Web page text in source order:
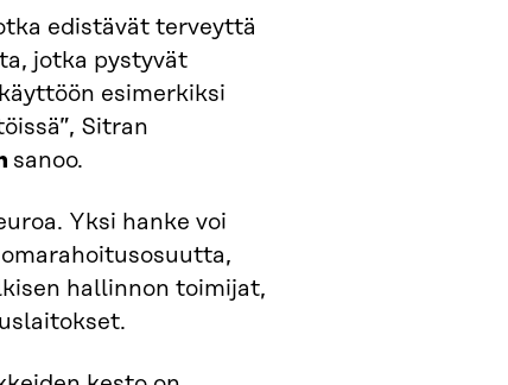
edistävät terveyttä
jotka pystyvät
esimerkiksi
Sitran
sanoo.
Yksi hanke voi
hallinnon toimijat,